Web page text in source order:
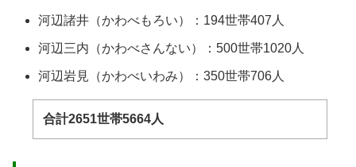
河辺諸井（かわべもろい）：194世帯407人
河辺三内（かわべさんない）：500世帯1020人
河辺岩見（かわべいわみ）：350世帯706人
合計2651世帯5664人